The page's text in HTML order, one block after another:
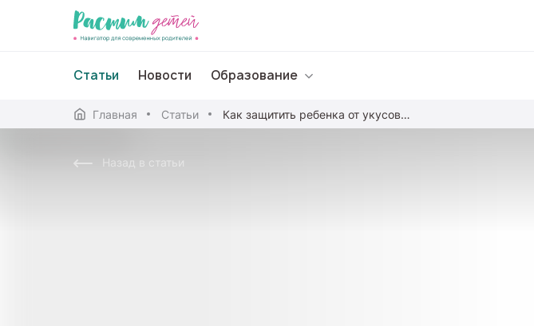
Статьи Новости Образование
Главная Статьи Как защитить ребенка от укусов насекомых, змей и животных
Назад в статьи